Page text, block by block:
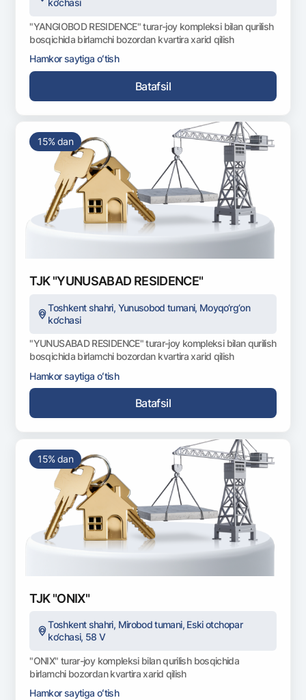
ko‘chasi
"YANGIOBOD RESIDENCE" turar-joy kompleksi bilan qurilish
bosqichida birlamchi bozordan kvartira xarid qilish
Hamkor saytiga oʻtish
Batafsil
15% dan
TJK "YUNUSABAD RESIDENCE"
Toshkent shahri, Yunusobod tumani, Moyqo‘rg‘on
ko‘chasi
"YUNUSABAD RESIDENCE" turar-joy kompleksi bilan qurilish
bosqichida birlamchi bozordan kvartira xarid qilish
Hamkor saytiga oʻtish
Batafsil
15% dan
TJK "ONIX"
Toshkent shahri, Mirobod tumani, Eski otchopar
ko‘chasi, 58 V
"ONIX" turar-joy kompleksi bilan qurilish bosqichida
birlamchi bozordan kvartira xarid qilish
Hamkor saytiga oʻtish